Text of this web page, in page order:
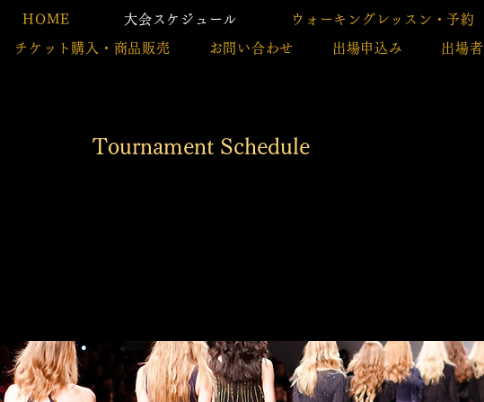
HOME 大会スケジュール ウォーキングレッスン・予約
チケット購入・商品販売 お問い合わせ 出場申込み 出場者
Tournament Schedule